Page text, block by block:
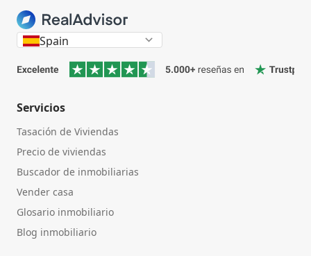
Spain
Servicios
Tasación de Viviendas
Precio de viviendas
Buscador de inmobiliarias
Vender casa
Glosario inmobiliario
Blog inmobiliario